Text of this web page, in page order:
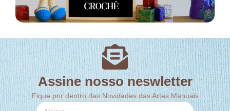
Assine nosso neswletter
Fique por dentro das Novidades das Artes Manuais